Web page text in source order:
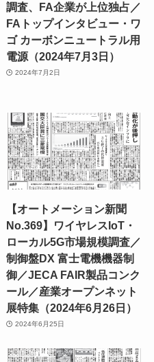
調査、FA企業が上位独占／
FAトップインタビュー・ワ
ゴ カーボンニュートラル用
電源（2024年7月3日）
2024年7月2日
【オートメーション新聞
No.369】ワイヤレスIoT・
ローカル5G市場規模調査／
制御盤DX 富士電機機器制
御／JECA FAIR製品コンク
ール／産業オープンネット
展特集（2024年6月26日）
2024年6月25日